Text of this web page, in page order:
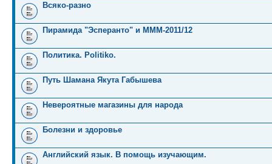
Всяко-разно
Пирамида "Эсперанто" и MMM-2011/12
Политика. Politiko.
Путь Шамана Якута Габышева
Невероятные магазины для народа
Болезни и здоровье
Английский язык. В помощь изучающим.